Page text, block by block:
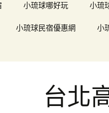
小琉球哪好玩 小琉
小琉球民宿優惠網 小
台北